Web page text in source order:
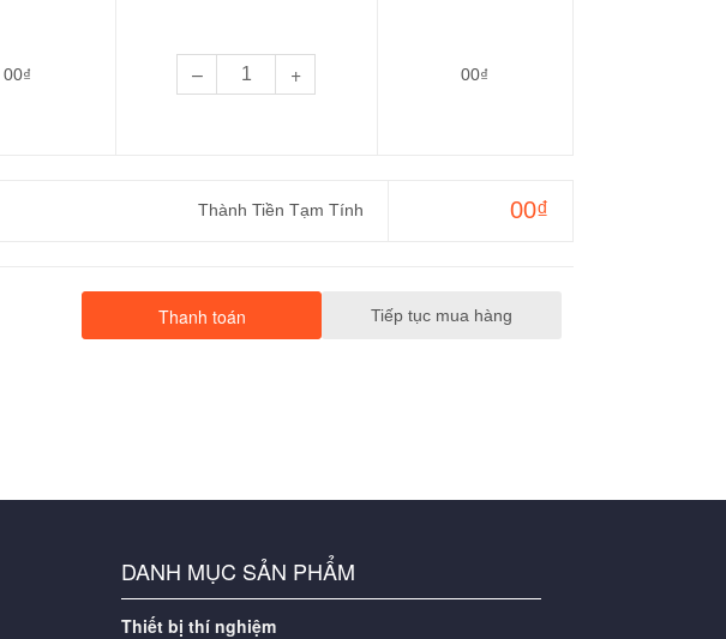
00₫ – + 00₫
Thành Tiền Tạm Tính 00₫
Tiếp tục mua hàng
DANH MỤC SẢN PHẨM
Thiết bị thí nghiệm